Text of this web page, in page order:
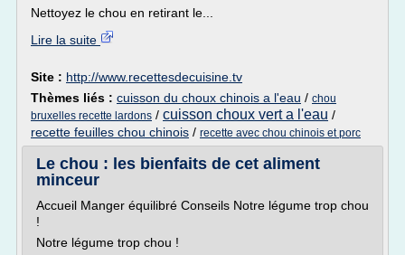
Nettoyez le chou en retirant le...
Lire la suite
Site : http://www.recettesdecuisine.tv
Thèmes liés : cuisson du choux chinois a l'eau / chou
bruxelles recette lardons / cuisson choux vert a l'eau /
recette feuilles chou chinois / recette avec chou chinois et porc
Le chou : les bienfaits de cet aliment
minceur
Accueil Manger équilibré Conseils Notre légume trop chou
!
Notre légume trop chou !